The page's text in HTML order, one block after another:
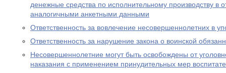
денежные средства по исполнительному производству в
аналогичными анкетными данными
Ответственность за вовлечение несовершеннолетних в
Ответственность за нарушение закона о воинской
Несовершеннолетние могут быть освобождены от
наказания с применением принудительных мер